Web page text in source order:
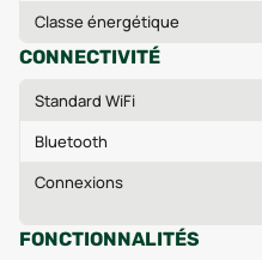
Classe énergétique
CONNECTIVITÉ
Standard WiFi
Bluetooth
Connexions
FONCTIONNALITÉS